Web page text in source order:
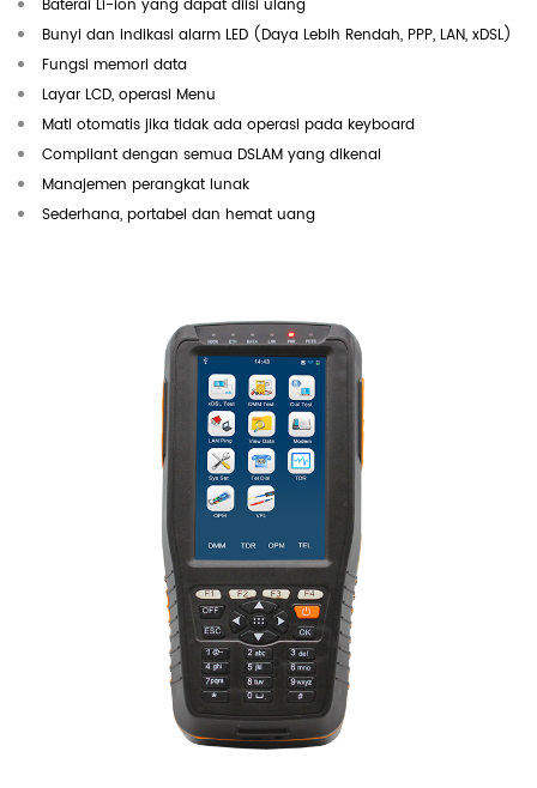
Baterai Li-ion yang dapat diisi ulang
Bunyi dan indikasi alarm LED (Daya Lebih Rendah, PPP, LAN, xDSL)
Fungsi memori data
Layar LCD, operasi Menu
Mati otomatis jika tidak ada operasi pada keyboard
Compliant dengan semua DSLAM yang dikenal
Manajemen perangkat lunak
Sederhana, portabel dan hemat uang